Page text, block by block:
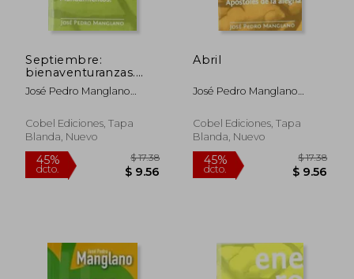
Septiembre:
bienaventuranzas.
mandamientos
José Pedro Manglano
Cobel Ediciones, Tapa
Blanda, Nuevo
Abril
José Pedro Manglano
Cobel Ediciones, Tapa
Blanda, Nuevo